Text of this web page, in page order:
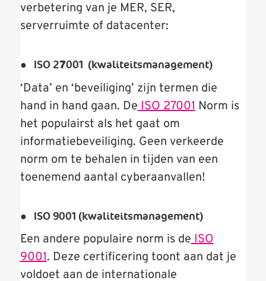
verbetering van je MER, SER,
serverruimte of datacenter:
● ISO 270017 (kwaliteitsmanagement)
‘Data’ en ‘beveiliging’ zijn termen die
hand in hand gaan. DeISO 27001Norm is
het populairst als het gaat om
informatiebeveiliging. Geen verkeerde
norm om te behalen in tijden van een
toenemend aantal cyberaanvallen!
● ISO 9001 (kwaliteitsmanagement)
Een andere populaire norm is deISO
9001. Deze certificering toont aan dat je
voldoet aan de internationale